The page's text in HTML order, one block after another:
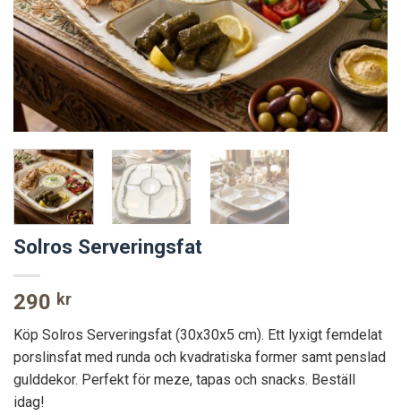
Solros Serveringsfat
290 kr
Köp Solros Serveringsfat (30x30x5 cm). Ett lyxigt femdelat
porslinsfat med runda och kvadratiska former samt penslad
gulddekor. Perfekt för meze, tapas och snacks. Beställ
idag!